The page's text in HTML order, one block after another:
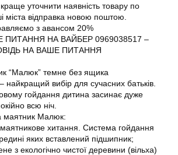
уточнити наявність товару по
відправка новою поштою.
з авансом 20%
НА ВАЙБЕР 0969038517 –
НА ВАШЕ ПИТАННЯ
“Малюк” темне без ящика
найкращий вибір для сучасних батьків.
гойдання дитина засинає дуже
всю ніч.
маятник Малюк:
хитання. Система гойдання
яких вставлений підшипник;
з екологічно чистої деревини (вільха)